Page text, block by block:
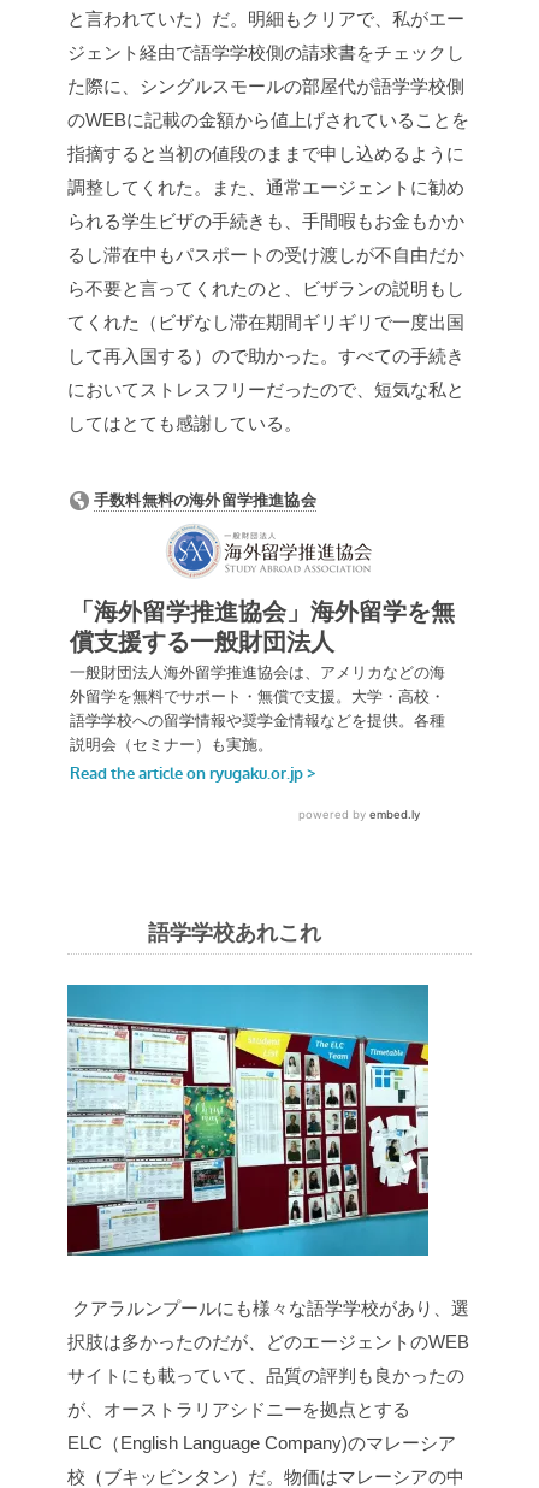
と言われていた）だ。明細もクリアで、私がエー
ジェント経由で語学学校側の請求書をチェックし
た際に、シングルスモールの部屋代が語学学校側
のWEBに記載の金額から値上げされていることを
指摘すると当初の値段のままで申し込めるように
調整してくれた。また、通常エージェントに勧め
られる学生ビザの手続きも、手間暇もお金もかか
るし滞在中もパスポートの受け渡しが不自由だか
ら不要と言ってくれたのと、ビザランの説明もし
てくれた（ビザなし滞在期間ギリギリで一度出国
して再入国する）ので助かった。すべての手続き
においてストレスフリーだったので、短気な私と
してはとても感謝している。
語学学校あれこれ
クアラルンプールにも様々な語学学校があり、選
択肢は多かったのだが、どのエージェントのWEB
サイトにも載っていて、品質の評判も良かったの
が、オーストラリアシドニーを拠点とする
ELC（English Language Company)のマレーシア
校（ブキッビンタン）だ。物価はマレーシアの中